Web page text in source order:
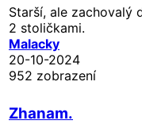
Starší, ale zachovalý
2 stoličkami.
Malacky
20-10-2024
952 zobrazení
Zhanam.